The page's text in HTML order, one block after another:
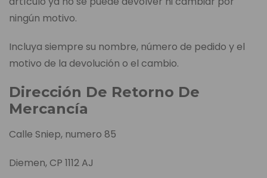
ningún motivo.
Incluya siempre su nombre, número de pedido y el
motivo de la devolución o el cambio.
Dirección De Retorno De
Mercancía
Calle Sniep, numero 85
Diemen, CP 1112 AJ